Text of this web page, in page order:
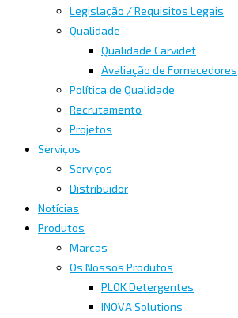
Legislação / Requisitos Legais
Qualidade
Qualidade Carvidet
Avaliação de Fornecedores
Política de Qualidade
Recrutamento
Projetos
Serviços
Serviços
Distribuidor
Notícias
Produtos
Marcas
Os Nossos Produtos
PLOK Detergentes
INOVA Solutions